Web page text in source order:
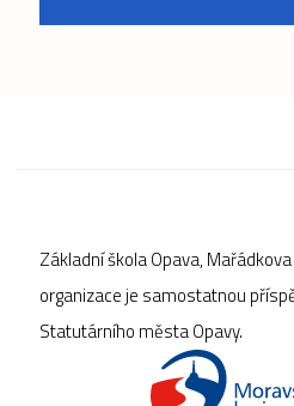
Základní škola Opava,
organizace je samostatnou
Statutárního města Opavy.